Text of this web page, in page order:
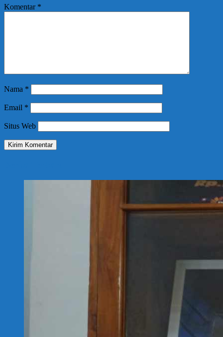
Komentar *
Nama *
Email *
Situs Web